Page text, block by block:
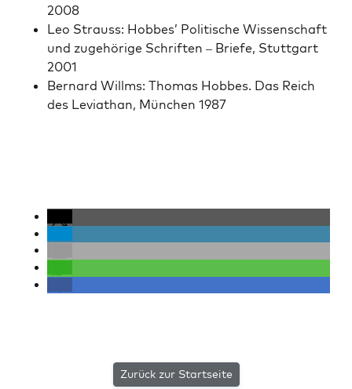
2008
Leo Strauss: Hobbes’ Poli­tis­che Wis­senschaft
und zuge­hörige Schriften – Briefe, Stuttgart
2001
Bernard Willms: Thomas Hobbes. Das Reich
des Leviathan, München 1987
Zurück zur Startseite